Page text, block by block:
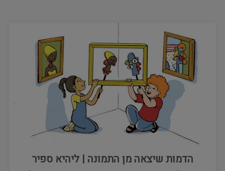
הדמות שיצאה מן התמונה | ליהיא ספיר